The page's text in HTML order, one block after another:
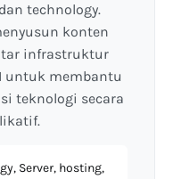
technology.
konten
infrastruktur
untuk membantu
teknologi secara
Server, hosting,